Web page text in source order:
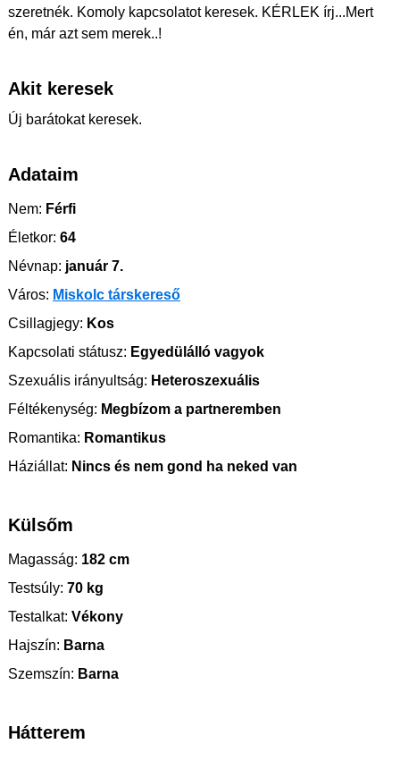
szeretnék. Komoly kapcsolatot keresek. KÉRLEK írj...Mert
én, már azt sem merek..!
Akit keresek
Új barátokat keresek.
Adataim
Nem: Férfi
Életkor: 64
Névnap: január 7.
Város: Miskolc társkereső
Csillagjegy: Kos
Kapcsolati státusz: Egyedülálló vagyok
Szexuális irányultság: Heteroszexuális
Féltékenység: Megbízom a partneremben
Romantika: Romantikus
Háziállat: Nincs és nem gond ha neked van
Külsőm
Magasság: 182 cm
Testsúly: 70 kg
Testalkat: Vékony
Hajszín: Barna
Szemszín: Barna
Hátterem